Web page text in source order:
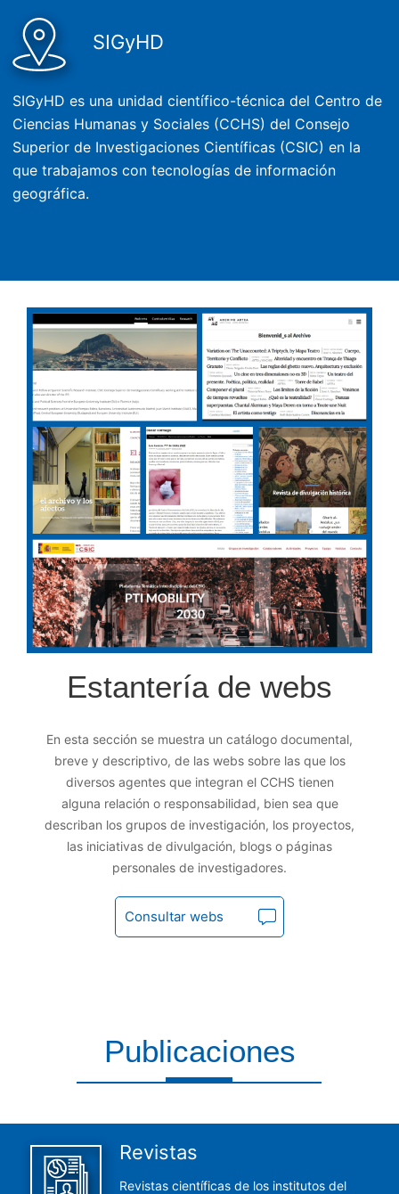
SIGyHD
SIGyHD es una unidad científico-técnica del Centro de
Ciencias Humanas y Sociales (CCHS) del Consejo
Superior de Investigaciones Científicas (CSIC) en la
que trabajamos con tecnologías de información
geográfica.
Estantería de webs
En esta sección se muestra un catálogo documental,
breve y descriptivo, de las webs sobre las que los
diversos agentes que integran el CCHS tienen
alguna relación o responsabilidad, bien sea que
describan los grupos de investigación, los proyectos,
las iniciativas de divulgación, blogs o páginas
personales de investigadores.
Consultar webs
Publicaciones
Revistas
Revistas científicas de los institutos del